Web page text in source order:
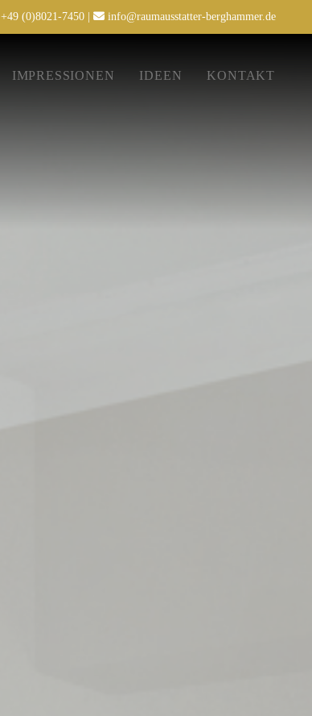
+49 (0)8021-7450|  info@raumausstatter-berghammer.de
IMPRESSIONEN IDEEN KONTAKT